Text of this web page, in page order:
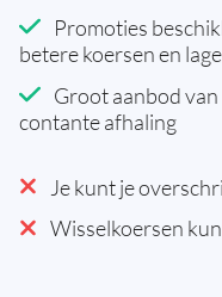
Promoties
betere koersen en
Groot aanbod
contante afhaling
Je kunt je
Wisselkoersen